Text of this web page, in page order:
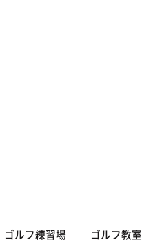
ゴルフ練習場 ゴルフ教室